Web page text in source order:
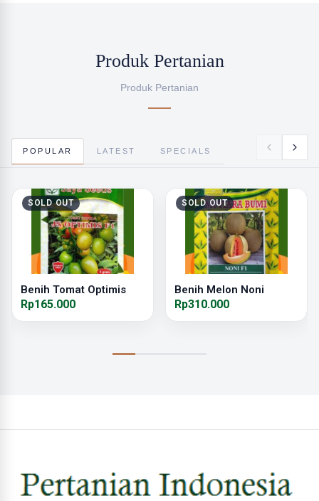
Produk Pertanian
Produk Pertanian
POPULAR LATEST SPECIALS
SOLD OUT
Benih Tomat Optimis
Rp165.000
SOLD OUT
Benih Melon Noni
Rp310.000